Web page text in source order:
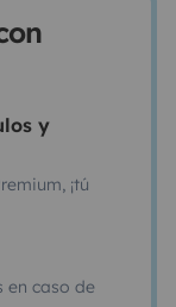
y
¡tú
en caso de